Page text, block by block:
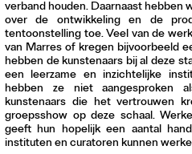
verband houden. Daarnaast hebben
over de ontwikkeling en de
tentoonstelling toe. Veel van de
van Marres of kregen bijvoorbeeld
hebben de kunstenaars bij al deze
een leerzame en inzichtelijke
hebben ze niet aangesproken
kunstenaars die het vertrouwen
groepsshow op deze schaal.
geeft hun hopelijk een aantal
instituten en curatoren kunnen